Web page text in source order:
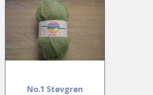
No.1 Støvgrøn